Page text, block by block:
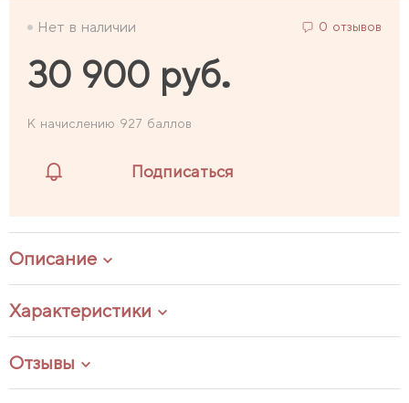
Нет в наличии 0 отзывов
30 900 руб.
К начислению 927 баллов
Подписаться
Описание
Характеристики
Отзывы